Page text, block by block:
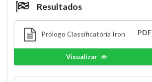
Resultados
Prólogo Classificatória Iron PDF
Visualizar